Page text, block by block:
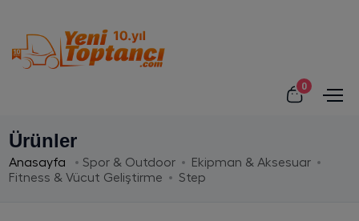
0
Ürünler
Anasayfa Spor & Outdoor
Ekipman & Aksesuar
Fitness & Vücut Geliştirme
Step